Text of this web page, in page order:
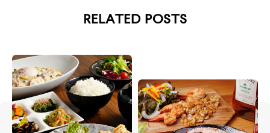
RELATED POSTS